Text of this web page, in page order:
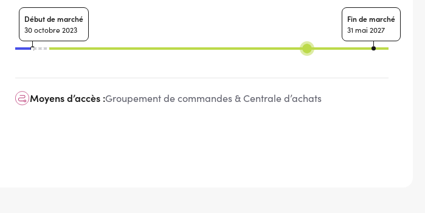
Début de marché
30 octobre 2023
Fin de marché
31 mai 2027
Moyens d’accès :Groupement de commandes & Centrale d’achats